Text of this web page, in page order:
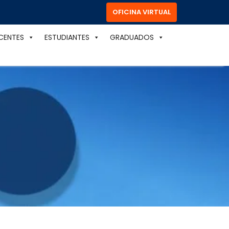
OFICINA VIRTUAL
ESTUDIANTES GRADUADOS